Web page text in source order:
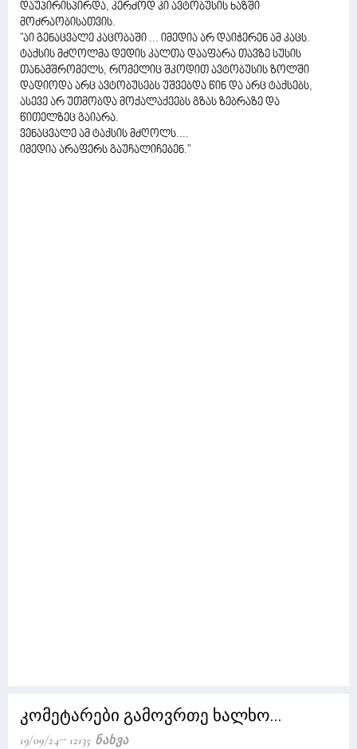
დაუპირისპირდა, კერძოდ კი ავტობუსის ხაზში
მოძრაობისათვის.
"აი გენაცვალე კაცობაში ... იმედია არ დაიჭერენ ამ კაცს.
ტაქსის მძღოლმა დედის კალთა დააფარა თავზე სუსის
თანამშრომელს, რომელიც შკოდით ავტობუსის ზოლში
დადიოდა არც ავტობუსებს უშვებდა წინ და არც ტაქსებს,
ასევე არ უთმობდა მოქალაქეებს გზას ზებრაზე და
წითელზეც გაიარა.
ვენაცვალე ამ ტაქსის მძღოლს....
იმედია არაფერს გაუჩალიჩებენ."
კომეტარები გამოვრთე ხალხო...
19/09/24 12135 Ნახვა